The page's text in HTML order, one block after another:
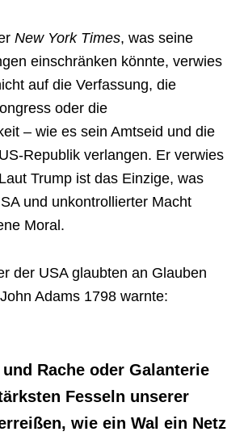
New York Times, was seine
einschränken könnte, verwies
auf die Verfassung, die
oder die
– wie es sein Amtseid und die
Republik verlangen. Er verwies
Trump ist das Einzige, was
und unkontrollierter Macht
Moral.
der USA glaubten an Glauben
Adams 1798 warnte:
Rache oder Galanterie
Fesseln unserer
wie ein Wal ein Netz